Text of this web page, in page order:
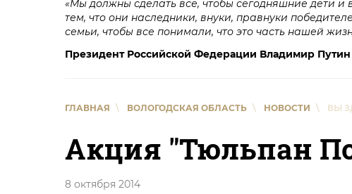
«Мы должны сделать все, чтобы сегодняшние дети
тем, что они наследники, внуки, правнуки
семьи, чтобы все понимали, что это часть нашей
Президент Российской Федерации Владимир Путин
ГЛАВНАЯ \ ВОЛОГОДСКАЯ ОБЛАСТЬ \ НОВОСТИ \ ВЫ
Акция "Тюльпан
8 октября 2014